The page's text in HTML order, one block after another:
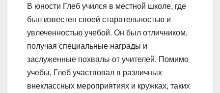
В юности Глеб учился в местной школе, где
был известен своей старательностью и
увлеченностью учебой. Он был отличником,
получая специальные награды и
заслуженные похвалы от учителей. Помимо
учебы, Глеб участвовал в различных
внеклассных мероприятиях и кружках, таких